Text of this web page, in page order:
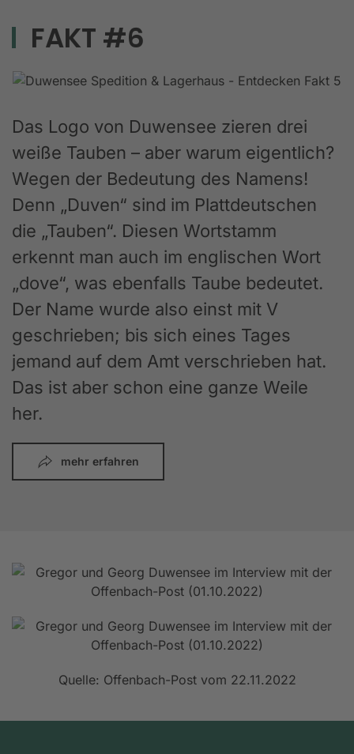
FAKT #6
Das Logo von Duwensee zieren drei
weiße Tauben – aber warum eigentlich?
Wegen der Bedeutung des Namens!
Denn „Duven“ sind im Plattdeutschen
die „Tauben“. Diesen Wortstamm
erkennt man auch im englischen Wort
„dove“, was ebenfalls Taube bedeutet.
Der Name wurde also einst mit V
geschrieben; bis sich eines Tages
jemand auf dem Amt verschrieben hat.
Das ist aber schon eine ganze Weile
her.
mehr erfahren
Quelle: Offenbach-Post vom 22.11.2022